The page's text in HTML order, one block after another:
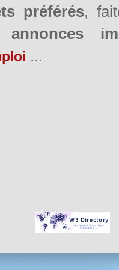
préférés,
annonces
...